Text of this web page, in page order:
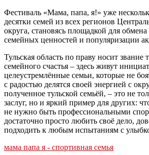
Фестиваль «Мама, папа, я!» уже
десятки семей из всех регионов
округа, становясь площадкой для
семейных ценностей и популяризации
Тульская область по праву носит звание
семейного счастья – здесь живут
целеустремлённые семьи, которые не
с радостью делятся своей энергией с
полученное тульской семьёй, – это не
заслуг, но и яркий пример для других:
не нужно быть профессиональными
достаточно просто любить своё дело,
подходить к любым испытаниям с
мама папа я - спортивная семья